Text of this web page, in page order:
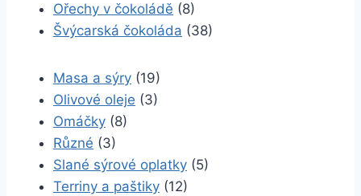
Ořechy v čokoládě (8)
Švýcarská čokoláda (38)
Masa a sýry (19)
Olivové oleje (3)
Omáčky (8)
Různé (3)
Slané sýrové oplatky (5)
Terriny a paštiky (12)